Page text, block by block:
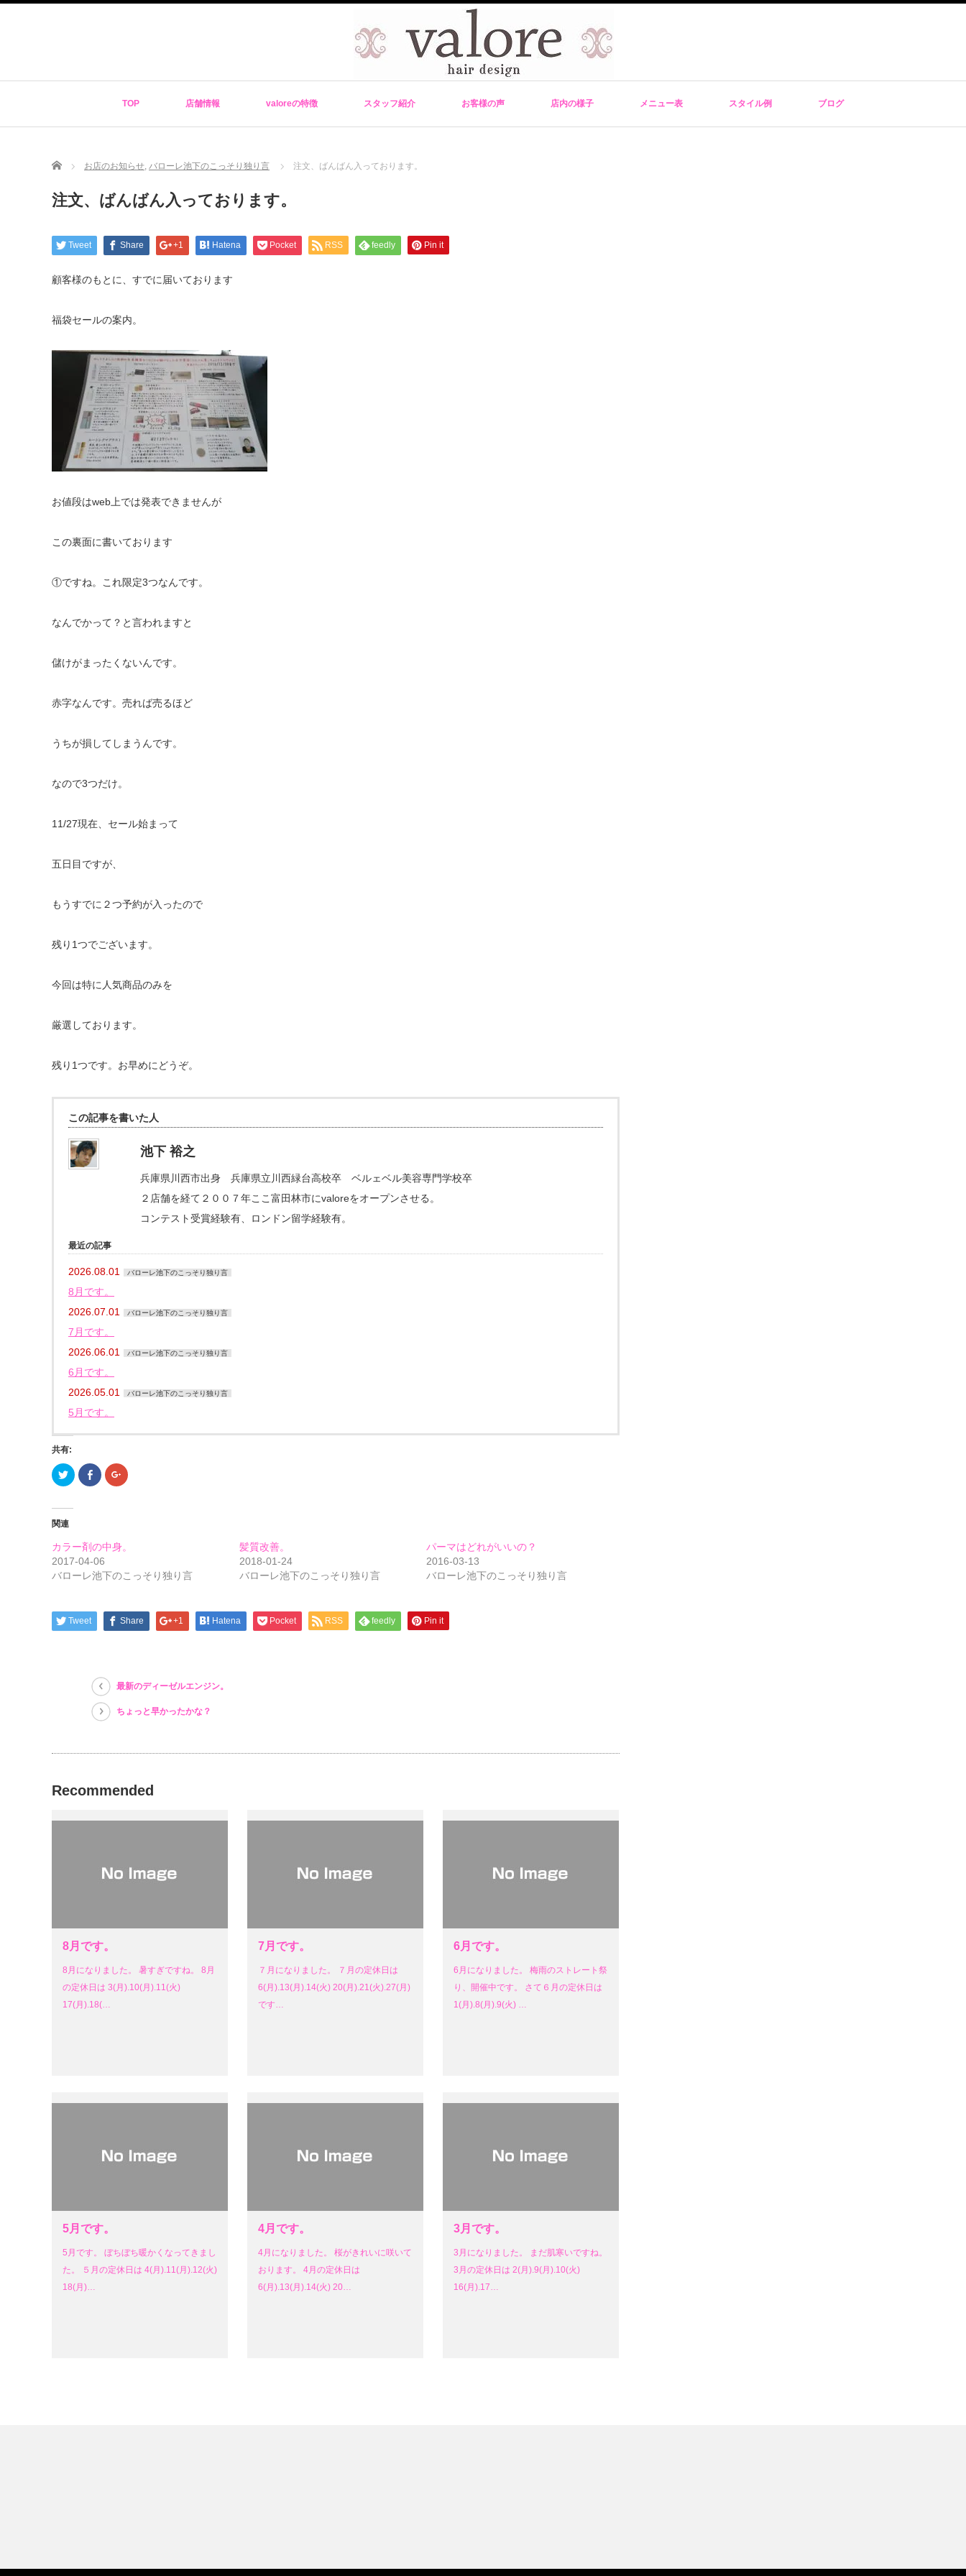
TOP 店舗情報 valoreの特徴 スタッフ紹介 お客様の声 店内の様子 メニュー表 スタイル例 ブログ
Home お店のお知らせ, バローレ池下のこっそり独り言 注文、ばんばん入っております。
注文、ばんばん入っております。
Tweet Share +1 Hatena Pocket RSS feedly Pin it
顧客様のもとに、すでに届いております
福袋セールの案内。
お値段はweb上では発表できませんが
この裏面に書いております
①ですね。これ限定3つなんです。
なんでかって？と言われますと
儲けがまったくないんです。
赤字なんです。売れば売るほど
うちが損してしまうんです。
なので3つだけ。
11/27現在、セール始まって
五日目ですが、
もうすでに２つ予約が入ったので
残り1つでございます。
今回は特に人気商品のみを
厳選しております。
残り1つです。お早めにどうぞ。
この記事を書いた人
池下 裕之
兵庫県川西市出身 兵庫県立川西緑台高校卒 ベルェベル美容専門学校卒
２店舗を経て２００７年ここ富田林市にvaloreをオープンさせる。
コンテスト受賞経験有、ロンドン留学経験有。
最近の記事
2026.08.01 バローレ池下のこっそり独り言
8月です。
2026.07.01
バローレ池下のこっそり独り言
7月です。
2026.06.01
バローレ池下のこっそり独り言
6月です。
2026.05.01
バローレ池下のこっそり独り言
5月です。
共有:
ク
リ
し
共
有
(新
し
い
ド
ウ
で
Facebook
で
ク
リ
ッ
ク
し
さ
(新
ド
ウ
で
開
き
ま
ク
リ
有
い
ド
ウ
で
関連
カラー剤の中身。
2017-04-06
バローレ池下のこっそり独り言
髪質改善。
2018-01-24
バローレ池下のこっそり独り言
パーマはどれがいいの？
2016-03-13
バローレ池下のこっそり独り言
Tweet Share +1 Hatena Pocket RSS feedly Pin it
最新のディーゼルエンジン。
ちょっと早かったかな？
Recommended
8月です。
8月になりました。 暑すぎですね。 8月
の定休日は 3(月).10(月).11(火)
17(月).18(…
7月です。
７月になりました。 ７月の定休日は
6(月).13(月).14(火) 20(月).21(火).27(月)
です…
6月です。
6月になりました。 梅雨のストレート祭
り、開催中です。 さて６月の定休日は
1(月).8(月).9(火) …
5月です。
5月です。 ぼちぼち暖かくなってきまし
た。 ５月の定休日は 4(月).11(月).12(火)
18(月)…
4月です。
4月になりました。 桜がきれいに咲いて
おります。 4月の定休日は
6(月).13(月).14(火) 20…
3月です。
3月になりました。 まだ肌寒いですね。
3月の定休日は 2(月).9(月).10(火)
16(月).17…